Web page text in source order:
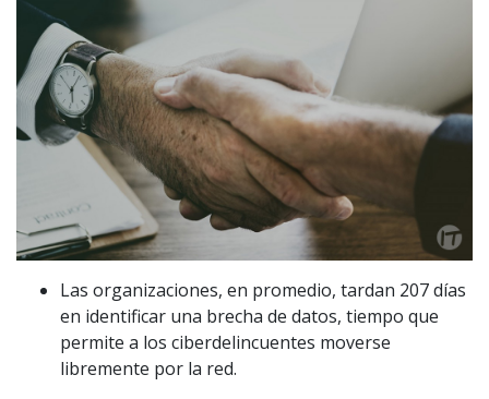
Las organizaciones, en promedio, tardan 207 días
en identificar una brecha de datos, tiempo que
permite a los ciberdelincuentes moverse
libremente por la red.
MÉXICO